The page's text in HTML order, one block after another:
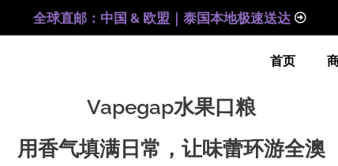
全球直邮：中国 & 欧盟｜泰国本地极速送达
首页
Vapegap水果口粮
用香气填满日常，让味蕾环游全澳